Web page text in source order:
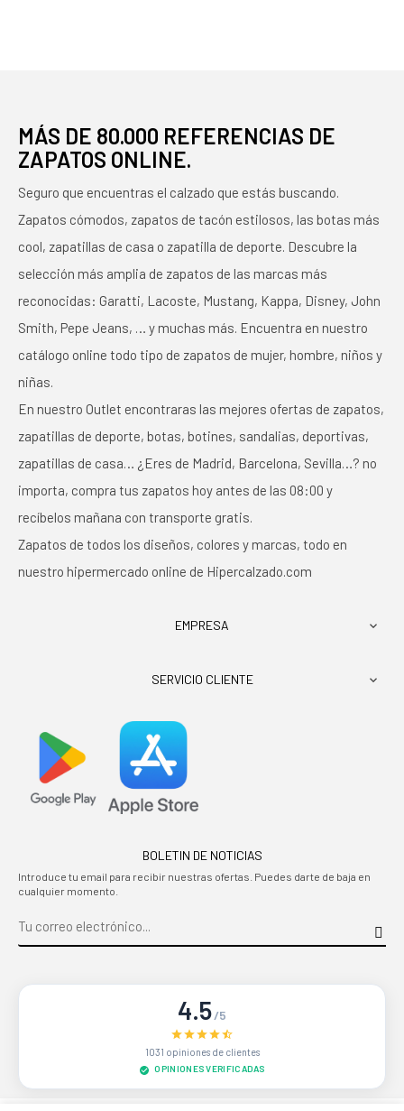
MÁS DE 80.000 REFERENCIAS DE
ZAPATOS ONLINE.
Seguro que encuentras el calzado que estás buscando.
Zapatos cómodos, zapatos de tacón estilosos, las botas más
cool, zapatillas de casa o zapatilla de deporte. Descubre la
selección más amplia de zapatos de las marcas más
reconocidas: Garatti, Lacoste, Mustang, Kappa, Disney, John
Smith, Pepe Jeans, … y muchas más. Encuentra en nuestro
catálogo online todo tipo de zapatos de mujer, hombre, niños y
niñas.
En nuestro Outlet encontraras las mejores ofertas de zapatos,
zapatillas de deporte, botas, botines, sandalias, deportivas,
zapatillas de casa… ¿Eres de Madrid, Barcelona, Sevilla…? no
importa, compra tus zapatos hoy antes de las 08:00 y
recíbelos mañana con transporte gratis.
Zapatos de todos los diseños, colores y marcas, todo en
nuestro hipermercado online de Hipercalzado.com
EMPRESA 
SERVICIO CLIENTE 
BOLETIN DE NOTICIAS
Introduce tu email para recibir nuestras ofertas. Puedes darte de baja en
cualquier momento.
4.5/5
1031 opiniones de clientes
OPINIONES VERIFICADAS